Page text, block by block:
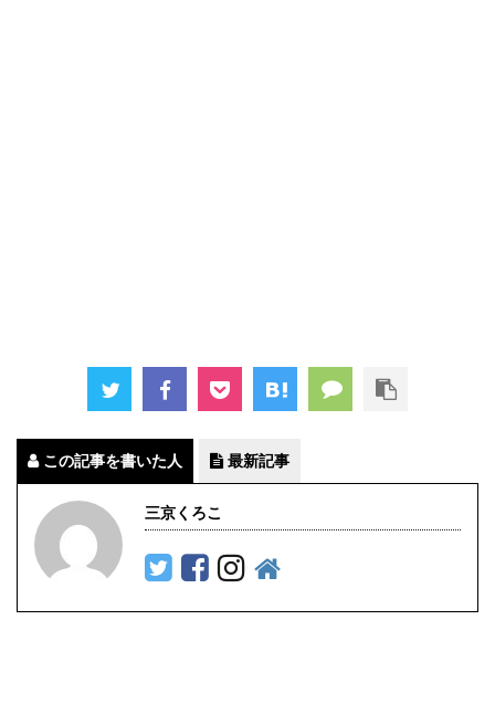
この記事を書いた人 最新記事
三京くろこ